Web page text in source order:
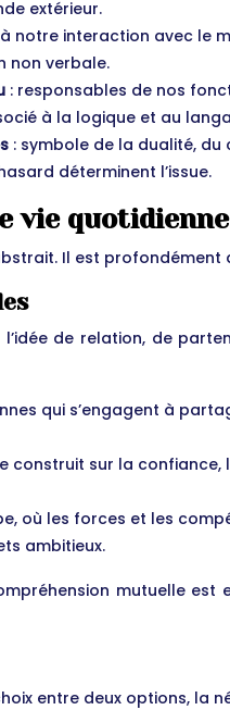
extérieur.
notre interaction avec le
non verbale.
: responsables de nos
à la logique et au
: symbole de la dualité, du
déterminent l’issue.
vie quotidienne
Il est
de relation, de
qui s’engagent à
construit sur la confiance,
où les forces et les
ambitieux.
mutuelle
entre deux options,